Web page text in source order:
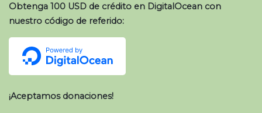
Obtenga 100 USD de crédito en DigitalOcean con
nuestro código de referido:
¡Aceptamos donaciones!